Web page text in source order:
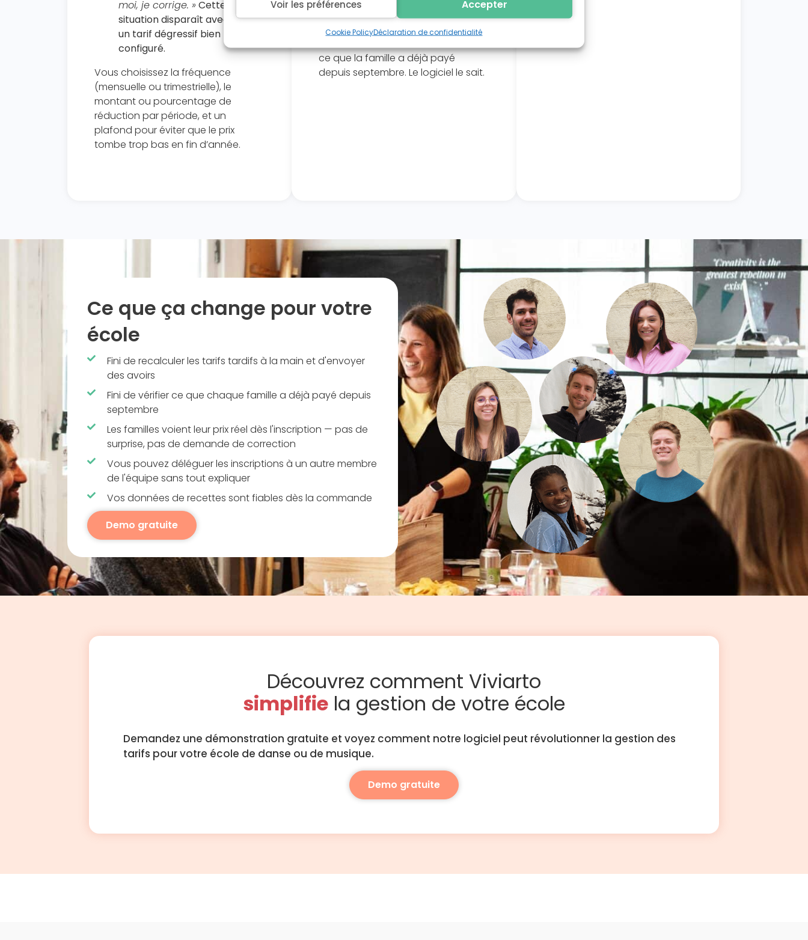
Accepter
Voir les préférences
Cookie PolicyDéclaration de confidentialité
moi, je corrige. » Cette
situation disparaît avec
un tarif dégressif bien
configuré.
Vous choisissez la fréquence
(mensuelle ou trimestrielle), le
montant ou pourcentage de
réduction par période, et un
plafond pour éviter que le prix
tombe trop bas en fin d’année.
Directrice d’une
association de danse
ce que la famille a déjà payé
depuis septembre. Le logiciel le sait.
Ce que ça change pour votre
école ​
Fini de recalculer les tarifs tardifs à la main et d'envoyer
des avoirs
Fini de vérifier ce que chaque famille a déjà payé depuis
septembre
Les familles voient leur prix réel dès l'inscription — pas de
surprise, pas de demande de correction
Vous pouvez déléguer les inscriptions à un autre membre
de l'équipe sans tout expliquer
Vos données de recettes sont fiables dès la commande
Demo gratuite
Découvrez comment Viviarto
simplifie la gestion de votre école
Demandez une démonstration gratuite et voyez comment notre logiciel peut révolutionner la gestion des
tarifs pour votre école de danse ou de musique.
Demo gratuite